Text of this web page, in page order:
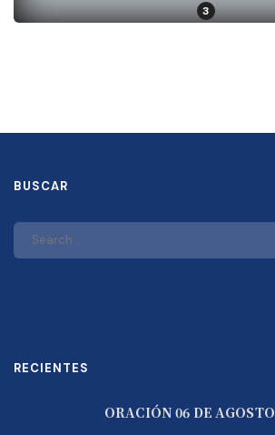
3
BUSCAR
RECIENTES
ORACIÓN 06 DE AGOSTO